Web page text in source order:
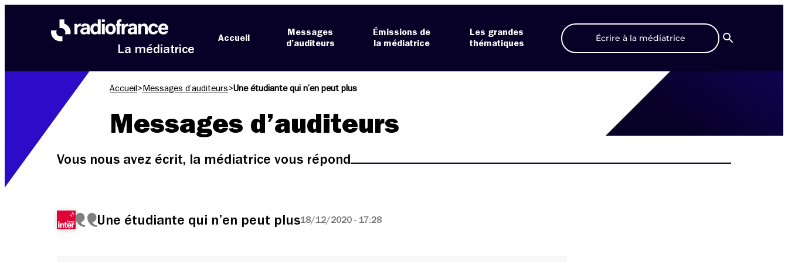
La médiatrice
Accueil
Messages
d’auditeurs
Émissions de
la médiatrice
Les grandes
thématiques
Écrire à la médiatrice
Recherche
Accueil > Messages d’auditeurs>Une étudiante qui n’en peut plus
Messages d’auditeurs
Vous nous avez écrit, la médiatrice vous répond
Une étudiante qui n’en peut plus18/12/2020 - 17:28